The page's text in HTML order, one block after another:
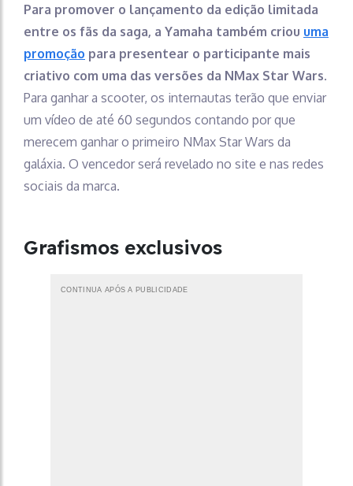
Para promover o lançamento da edição limitada
entre os fãs da saga, a Yamaha também criou uma
promoção para presentear o participante mais
criativo com uma das versões da NMax Star Wars.
Para ganhar a scooter, os internautas terão que enviar
um vídeo de até 60 segundos contando por que
merecem ganhar o primeiro NMax Star Wars da
galáxia. O vencedor será revelado no site e nas redes
sociais da marca.
Grafismos exclusivos
CONTINUA APÓS A PUBLICIDADE